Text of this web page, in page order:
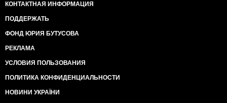
КОНТАКТНАЯ ИНФОРМАЦИЯ
ПОДДЕРЖАТЬ
ФОНД ЮРИЯ БУТУСОВА
РЕКЛАМА
УСЛОВИЯ ПОЛЬЗОВАНИЯ
ПОЛИТИКА КОНФИДЕНЦИАЛЬНОСТИ
НОВИНИ УКРАЇНИ